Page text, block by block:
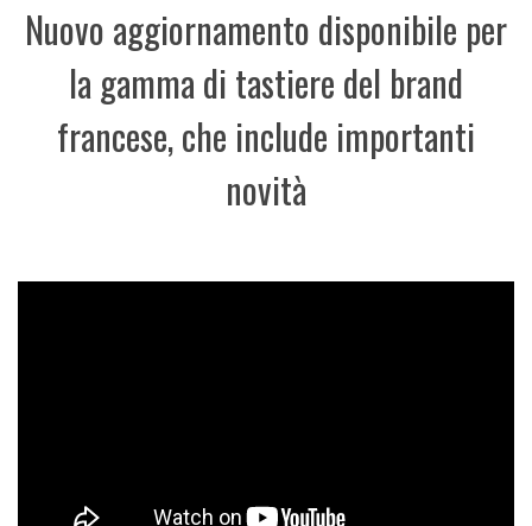
Nuovo aggiornamento disponibile per
la gamma di tastiere del brand
francese, che include importanti
novità